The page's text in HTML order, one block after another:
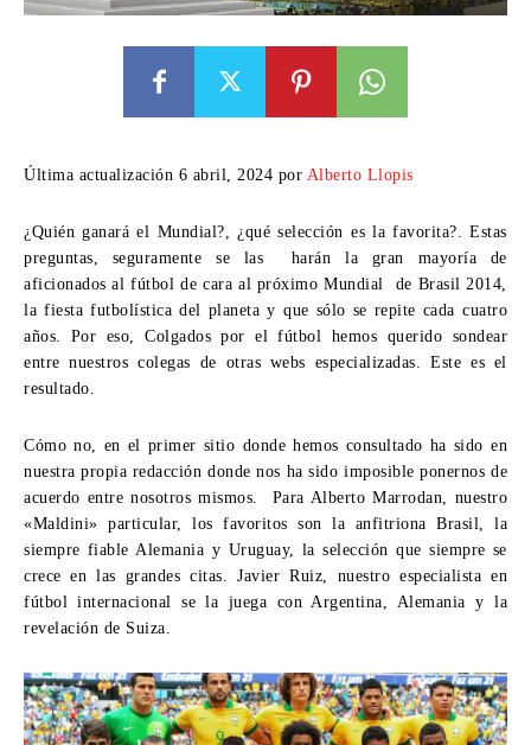
Última actualización 6 abril, 2024 por Alberto Llopis
¿Quién ganará el Mundial?, ¿qué selección es la favorita?. Estas
preguntas, seguramente se las harán la gran mayoría de
aficionados al fútbol de cara al próximo Mundial de Brasil 2014,
la fiesta futbolística del planeta y que sólo se repite cada cuatro
años. Por eso, Colgados por el fútbol hemos querido sondear
entre nuestros colegas de otras webs especializadas. Este es el
resultado.
Cómo no, en el primer sitio donde hemos consultado ha sido en
nuestra propia redacción donde nos ha sido imposible ponernos de
acuerdo entre nosotros mismos. Para Alberto Marrodan, nuestro
«Maldini» particular, los favoritos son la anfitriona Brasil, la
siempre fiable Alemania y Uruguay, la selección que siempre se
crece en las grandes citas. Javier Ruiz, nuestro especialista en
fútbol internacional se la juega con Argentina, Alemania y la
revelación de Suiza.